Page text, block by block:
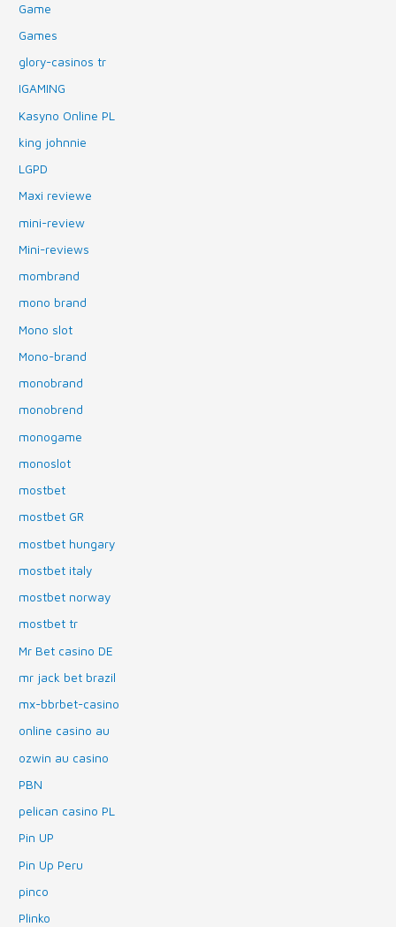
Game
Games
glory-casinos tr
IGAMING
Kasyno Online PL
king johnnie
LGPD
Maxi reviewe
mini-review
Mini-reviews
mombrand
mono brand
Mono slot
Mono-brand
monobrand
monobrend
monogame
monoslot
mostbet
mostbet GR
mostbet hungary
mostbet italy
mostbet norway
mostbet tr
Mr Bet casino DE
mr jack bet brazil
mx-bbrbet-casino
online casino au
ozwin au casino
PBN
pelican casino PL
Pin UP
Pin Up Peru
pinco
Plinko